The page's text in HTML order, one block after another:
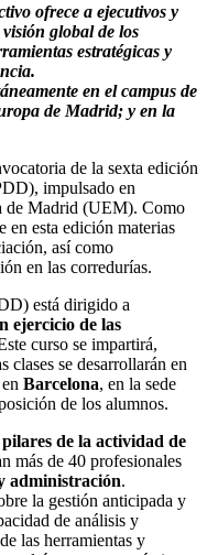
ofrece a ejecutivos y
global de los
estratégicas y
en el campus de
de Madrid; y en la
de la sexta edición
impulsado en
de Madrid (UEM). Como
en esta edición materias
así como
en las corredurías.
está dirigido a
ejercicio de las
curso se impartirá,
clases se desarrollarán en
Barcelona, en la sede
de los alumnos.
de la actividad de
más de 40 profesionales
administración.
la gestión anticipada y
de análisis y
las herramientas y